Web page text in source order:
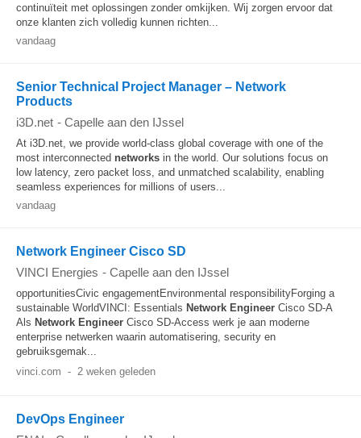
continuïteit met oplossingen zonder omkijken. Wij zorgen ervoor dat
onze klanten zich volledig kunnen richten...
vandaag
Senior Technical Project Manager – Network
Products
i3D.net - Capelle aan den IJssel
At i3D.net, we provide world-class global coverage with one of the
most interconnected networks in the world. Our solutions focus on
low latency, zero packet loss, and unmatched scalability, enabling
seamless experiences for millions of users...
vandaag
Network Engineer Cisco SD
VINCI Energies - Capelle aan den IJssel
opportunitiesCivic engagementEnvironmental responsibilityForging a
sustainable WorldVINCI: Essentials Network Engineer Cisco SD-A
Als Network Engineer Cisco SD-Access werk je aan moderne
enterprise netwerken waarin automatisering, security en
gebruiksgemak...
vinci.com - 2 weken geleden
DevOps Engineer